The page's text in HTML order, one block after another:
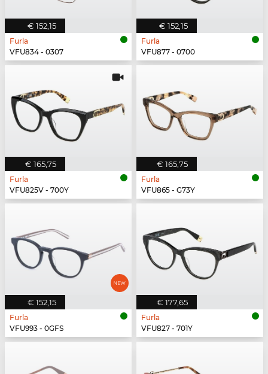
€ 152,15
Furla
VFU834 - 0307
€ 152,15
Furla
VFU877 - 0700
€ 165,75
Furla
VFU825V - 700Y
€ 165,75
Furla
VFU865 - G73Y
€ 152,15
Furla
VFU993 - 0GFS
€ 177,65
Furla
VFU827 - 701Y